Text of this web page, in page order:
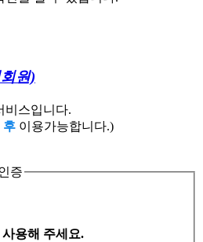
원)
비스입니다.
후 이용가능합니다.)
증
용해 주세요.